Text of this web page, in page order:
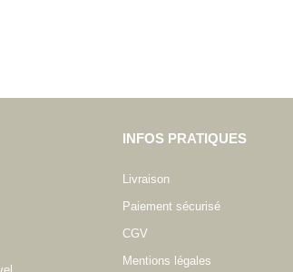
INFOS PRATIQUES
Livraison
Paiement sécurisé
CGV
Mentions légales